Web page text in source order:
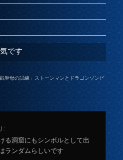
です
聖母の試練」ストーンマンとドラゴンゾンビ
:
る洞窟にもシンボルとして出
ランダムらしいです